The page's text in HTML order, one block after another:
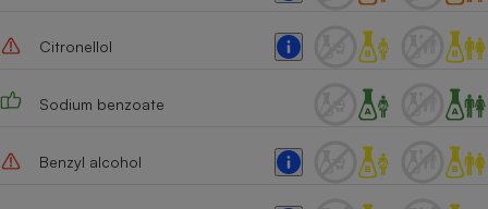
Citronellol
Sodium benzoate
Benzyl alcohol